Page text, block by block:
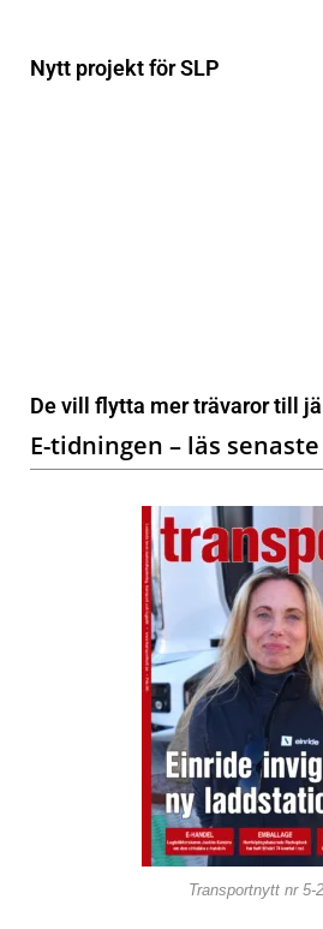
Nytt projekt för SLP
De vill flytta mer trävaror till
E-tidningen – läs
Transportnytt nr 5-